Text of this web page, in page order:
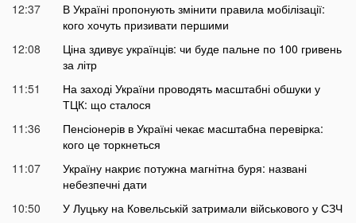
12:37
В Україні пропонують змінити правила мобілізації:
кого хочуть призивати першими
12:08
Ціна здивує українців: чи буде пальне по 100 гривень
за літр
11:51
На заході України проводять масштабні обшуки у
ТЦК: що сталося
11:36
Пенсіонерів в Україні чекає масштабна перевірка:
кого це торкнеться
11:07
Україну накриє потужна магнітна буря: названі
небезпечні дати
10:50
У Луцьку на Ковельській затримали військового у СЗЧ